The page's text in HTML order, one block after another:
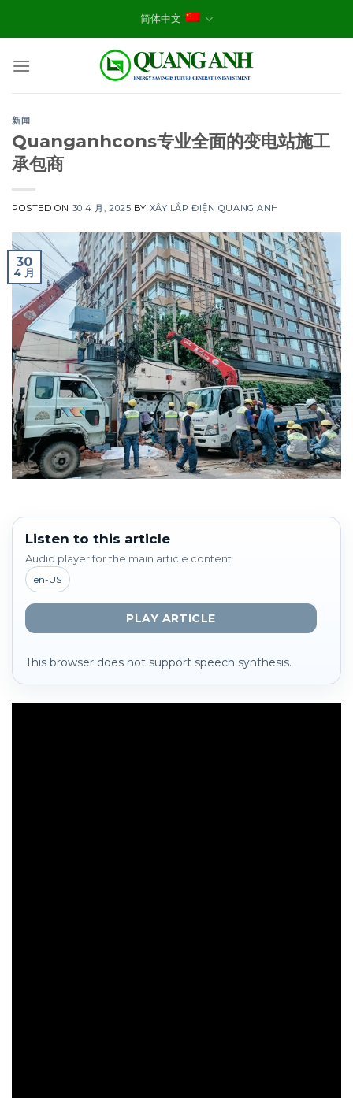
简体中文
新闻
Quanganhcons专业全面的变电站施工
承包商
POSTED ON 30 4 月, 2025 BY XÂY LẮP ĐIỆN QUANG ANH
30
4 月
Listen to this article
Audio player for the main article content
en-US
PLAY ARTICLE
This browser does not support speech synthesis.